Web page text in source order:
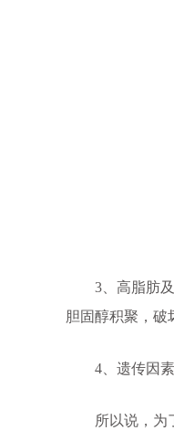
3、高脂肪及
胆固醇积聚，破
4、遗传因素
所以说，为了